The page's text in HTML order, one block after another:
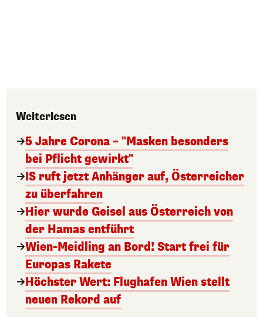
Weiterlesen
5 Jahre Corona – "Masken besonders
bei Pflicht gewirkt"
IS ruft jetzt Anhänger auf, Österreicher
zu überfahren
Hier wurde Geisel aus Österreich von
der Hamas entführt
Wien-Meidling an Bord! Start frei für
Europas Rakete
Höchster Wert: Flughafen Wien stellt
neuen Rekord auf